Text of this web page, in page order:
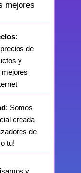
mejores
:
de
y
mejores
: Somos
creada
de
tu!
y